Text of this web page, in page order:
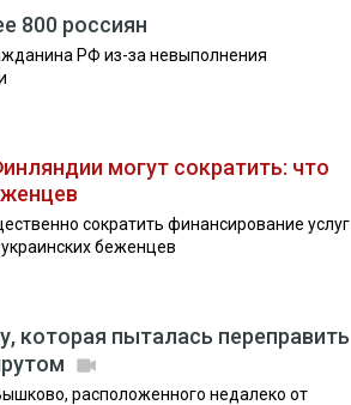
800 россиян
РФ из-за невыполнения
могут сократить: что
сократить финансирование услуг
беженцев
которая пыталась переправить
расположенного недалеко от